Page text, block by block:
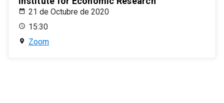
21 de Octubre de 2020
15:30
Zoom